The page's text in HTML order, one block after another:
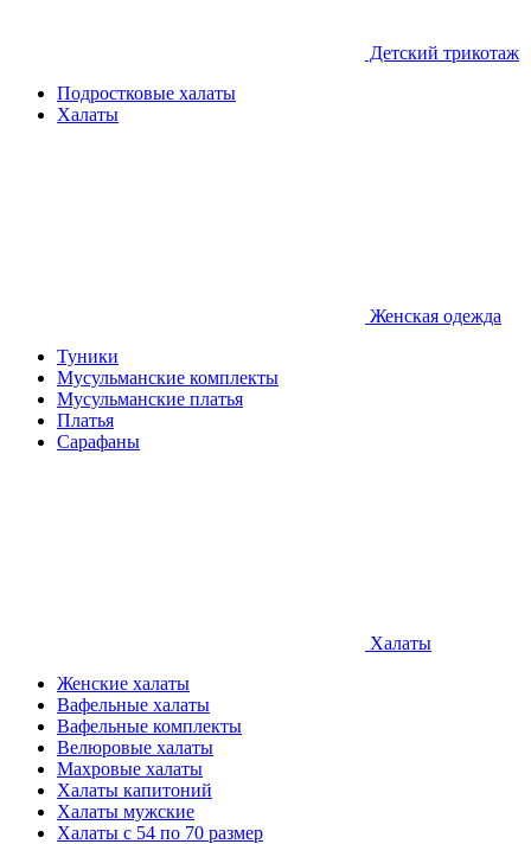
Детcкий трикотаж
Подростковые халаты
Халаты
Женская одежда
Туники
Мусульманские комплекты
Мусульманские платья
Платья
Сарафаны
Халаты
Женские халаты
Вафельные халаты
Вафельные комплекты
Велюровые халаты
Махровые халаты
Халаты капитоний
Халаты мужские
Халаты с 54 по 70 размер